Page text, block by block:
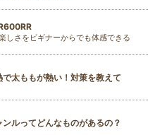
しさをビギナーからでも体感できる
で太ももが熱い！対策を教えて
ルってどんなものがあるの？